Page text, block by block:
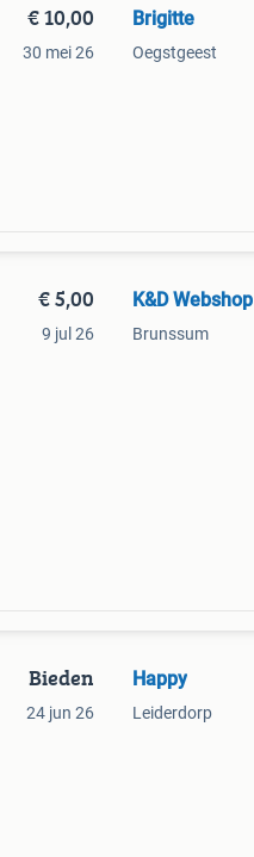
€ 10,00
30 mei 26
Brigitte
Oegstgeest
€ 5,00
9 jul 26
K&D Webshop
Brunssum
Bieden
24 jun 26
Happy
Leiderdorp